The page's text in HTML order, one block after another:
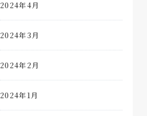
2024年4月
2024年3月
2024年2月
2024年1月